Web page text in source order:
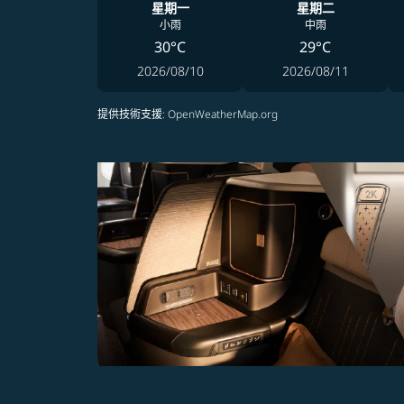
星期一
小雨
30°C
2026/08/10
星期二
中雨
29°C
2026/08/11
提供技術支援: OpenWeatherMap.org